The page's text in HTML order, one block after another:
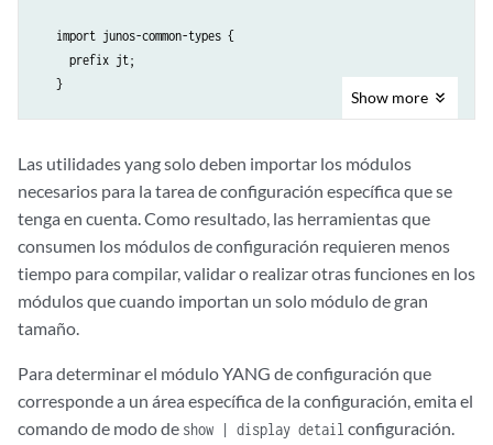
   import junos-common-types {
     prefix jt;
   }
     prefix jc;
   organization "Juniper Networks, Inc.";
   contact "yang-support@juniper.net";
   description "Junos interfaces configuration module";
   revision 2017-01-01 {
     description "Junos: 17.4R1.17";
   }
Show more
Las utilidades yang solo deben importar los módulos
necesarios para la tarea de configuración específica que se
tenga en cuenta. Como resultado, las herramientas que
consumen los módulos de configuración requieren menos
tiempo para compilar, validar o realizar otras funciones en los
módulos que cuando importan un solo módulo de gran
tamaño.
Para determinar el módulo YANG de configuración que
corresponde a un área específica de la configuración, emita el
comando de modo de show | display detail configuración.